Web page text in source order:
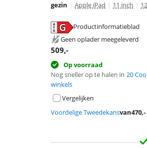
gezin | Apple iPad | 11 inch |
Productinformatieblad
opent in nieuw tabblad
Geen oplader meegeleverd
509,-
Op voorraad
Nog sneller op te halen in 20
winkels
Vergelijken
Voordelige Tweedekansvan470,-
opent in nieuw tabblad